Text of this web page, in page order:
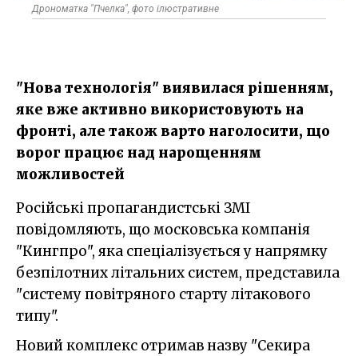
Дрономатка "Пчелка", фото ілюстративне
"Нова технологія" виявилася рішенням,
яке вже активно використовують на
фронті, але також варто наголосити, що
ворог працює над нарощенням
можливостей
Російські пропагандистські ЗМІ
повідомляють, що московська компанія
"Кингпро", яка спеціалізується у напрямку
безпілотних літальних систем, представила
"систему повітряного старту літакового
типу".
Новий комплекс отримав назву "Секира